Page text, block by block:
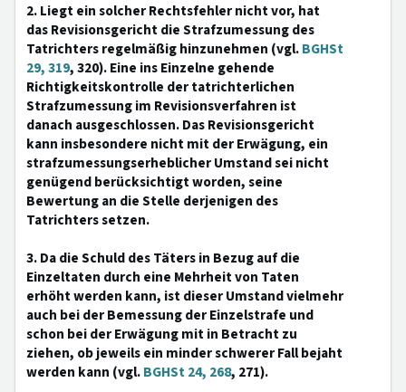
2. Liegt ein solcher Rechtsfehler nicht vor, hat
das Revisionsgericht die Strafzumessung des
Tatrichters regelmäßig hinzunehmen (vgl.BGHSt
29, 319, 320). Eine ins Einzelne gehende
Richtigkeitskontrolle der tatrichterlichen
Strafzumessung im Revisionsverfahren ist
danach ausgeschlossen. Das Revisionsgericht
kann insbesondere nicht mit der Erwägung, ein
strafzumessungserheblicher Umstand sei nicht
genügend berücksichtigt worden, seine
Bewertung an die Stelle derjenigen des
Tatrichters setzen.
3. Da die Schuld des Täters in Bezug auf die
Einzeltaten durch eine Mehrheit von Taten
erhöht werden kann, ist dieser Umstand vielmehr
auch bei der Bemessung der Einzelstrafe und
schon bei der Erwägung mit in Betracht zu
ziehen, ob jeweils ein minder schwerer Fall bejaht
werden kann (vgl.BGHSt 24, 268, 271).